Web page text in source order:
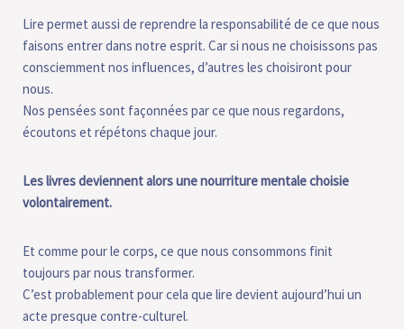
Lire permet aussi de reprendre la responsabilité de ce que nous
faisons entrer dans notre esprit. Car si nous ne choisissons pas
consciemment nos influences, d’autres les choisiront pour
nous.
Nos pensées sont façonnées par ce que nous regardons,
écoutons et répétons chaque jour.
Les livres deviennent alors une nourriture mentale choisie
volontairement.
Et comme pour le corps, ce que nous consommons finit
toujours par nous transformer.
C’est probablement pour cela que lire devient aujourd’hui un
acte presque contre-culturel.